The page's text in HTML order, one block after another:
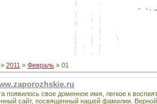
» 2011 » Февраль » 01
появилось свое доменное имя, легкое к
сайт, посвященный нашей фамилии.